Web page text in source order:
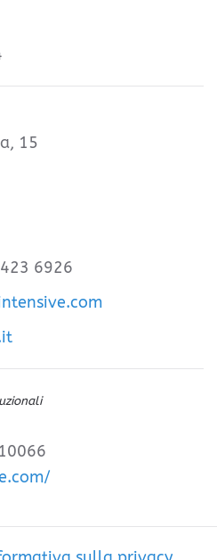
15
6926